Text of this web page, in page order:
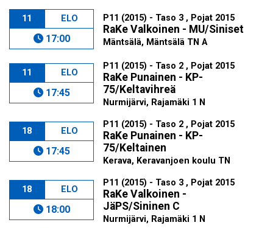
11 ELO
17:00
P11 (2015) - Taso 3 , Pojat 2015
RaKe Valkoinen - MU/Siniset
Mäntsälä, Mäntsälä TN A
11 ELO
17:45
P11 (2015) - Taso 2 , Pojat 2015
RaKe Punainen - KP-
75/Keltavihreä
Nurmijärvi, Rajamäki 1 N
18 ELO
17:45
P11 (2015) - Taso 2 , Pojat 2015
RaKe Punainen - KP-
75/Keltainen
Kerava, Keravanjoen koulu TN
18 ELO
18:00
P11 (2015) - Taso 3 , Pojat 2015
RaKe Valkoinen -
JäPS/Sininen C
Nurmijärvi, Rajamäki 1 N